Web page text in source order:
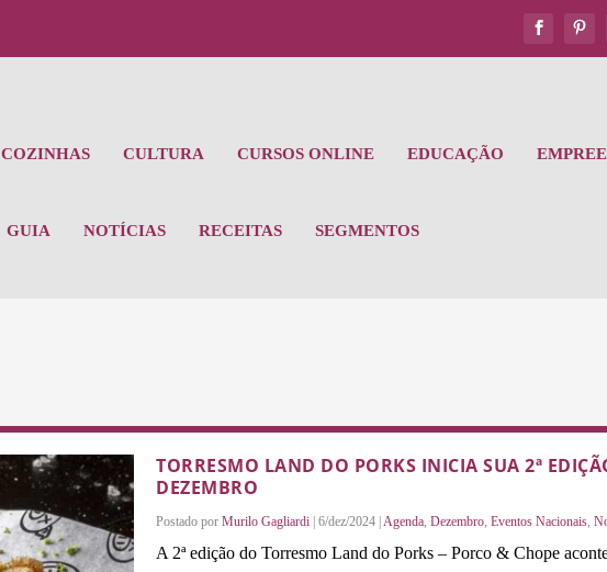
COZINHAS CULTURA CURSOS ONLINE EDUCAÇÃO
GUIA NOTÍCIAS RECEITAS SEGMENTOS
TORRESMO LAND DO PORKS INICIA SUA 2ª
DEZEMBRO
Postado por Murilo Gagliardi 6/dez/2024 Agenda, Dezembro, Eventos Nacionais,
A 2ª edição do Torresmo Land do Porks – Porco & Chope